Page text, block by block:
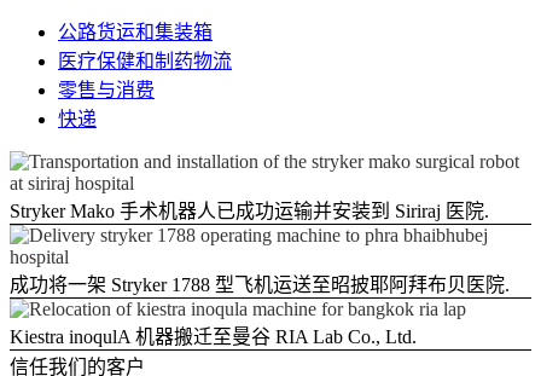
公路货运和集装箱
医疗保健和制药物流
零售与消费
快递
Stryker Mako 手术机器人已成功运输并安装到 Siriraj 医院.
成功将一架 Stryker 1788 型飞机运送至昭披耶阿拜布贝医院.
Kiestra inoqulA 机器搬迁至曼谷 RIA Lab Co., Ltd.
信任我们的客户